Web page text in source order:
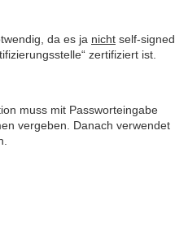
da es ja nicht self-signed
zertifiziert ist.
muss mit Passworteingabe
vergeben. Danach verwendet